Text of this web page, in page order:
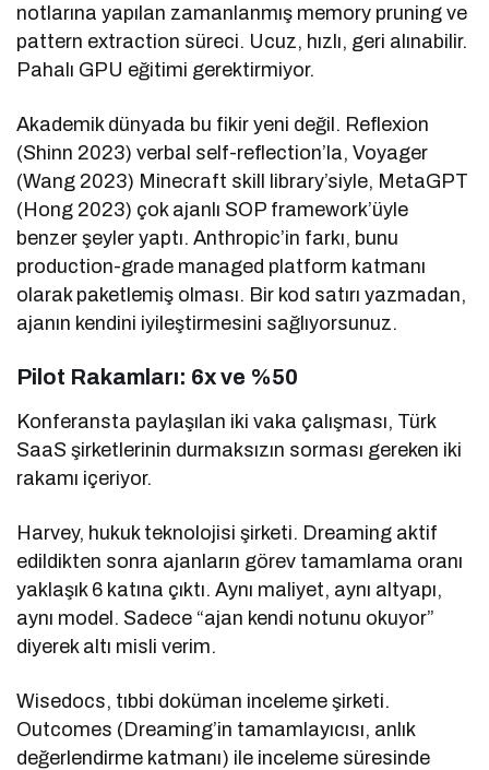
notlarına yapılan zamanlanmış memory pruning ve
pattern extraction süreci. Ucuz, hızlı, geri alınabilir.
Pahalı GPU eğitimi gerektirmiyor.
Akademik dünyada bu fikir yeni değil. Reflexion
(Shinn 2023) verbal self-reflection’la, Voyager
(Wang 2023) Minecraft skill library’siyle, MetaGPT
(Hong 2023) çok ajanlı SOP framework’üyle
benzer şeyler yaptı. Anthropic’in farkı, bunu
production-grade managed platform katmanı
olarak paketlemiş olması. Bir kod satırı yazmadan,
ajanın kendini iyileştirmesini sağlıyorsunuz.
Pilot Rakamları: 6x ve %50
Konferansta paylaşılan iki vaka çalışması, Türk
SaaS şirketlerinin durmaksızın sorması gereken iki
rakamı içeriyor.
Harvey, hukuk teknolojisi şirketi. Dreaming aktif
edildikten sonra ajanların görev tamamlama oranı
yaklaşık 6 katına çıktı. Aynı maliyet, aynı altyapı,
aynı model. Sadece “ajan kendi notunu okuyor”
diyerek altı misli verim.
Wisedocs, tıbbi doküman inceleme şirketi.
Outcomes (Dreaming’in tamamlayıcısı, anlık
değerlendirme katmanı) ile inceleme süresinde